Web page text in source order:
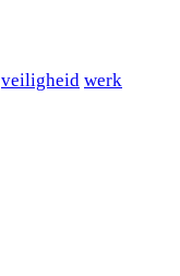
veiligheid werk